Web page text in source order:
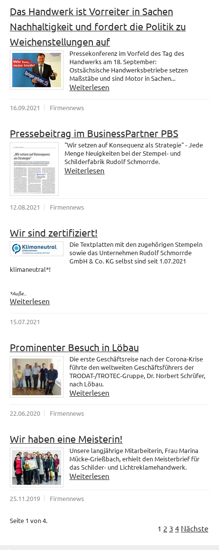
Das Handwerk ist Vorreiter in Sachen
Nachhaltigkeit und fordert die Politik zu
Weichenstellungen auf
Pressekonferenz im Vorfeld des Tag des
Handwerks am 18. September:
Ostsächsische Handwerksbetriebe setzen
Maßstäbe und sind Motor in Sachen...
Weiterlesen
16.09.2021 Firmennews
Pressebeitrag im BusinessPartner PBS
"Wir setzen auf Konsequenz als Strategie" - Jede
Menge Neuigkeiten bei der Stempel- und
Schilderfabrik Rudolf Schmorrde.
Weiterlesen
12.08.2021 Firmennews
Wir sind zertifiziert!
Die Textplatten mit den zugehörigen Stempeln
sowie das Unternehmen Rudolf Schmorrde
GmbH & Co. KG selbst sind seit 1.07.2021
klimaneutral*!
*Auße...
Weiterlesen
15.07.2021
Prominenter Besuch in Löbau
Die erste Geschäftsreise nach der Corona-Krise
führte den weltweiten Geschäftsführers der
TRODAT-/TROTEC-Gruppe, Dr. Norbert Schrüfer,
nach Löbau.
Weiterlesen
22.06.2020 Firmennews
Wir haben eine Meisterin!
Unsere langjährige Mitarbeiterin, Frau Marina
Mücke-Grießbach, erhielt den Meisterbrief für
das Schilder- und Lichtreklamehandwerk.
Weiterlesen
25.11.2019 Firmennews
Seite 1 von 4.
1 2 3 4 Nächste